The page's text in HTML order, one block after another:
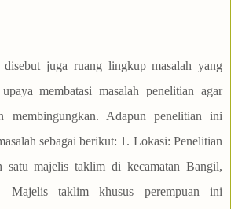
disebut juga ruang lingkup masalah yang
membatasi masalah penelitian agar
membingungkan. Adapun penelitian ini
sebagai berikut: 1. Lokasi: Penelitian
majelis taklim di kecamatan Bangil,
Majelis taklim khusus perempuan ini